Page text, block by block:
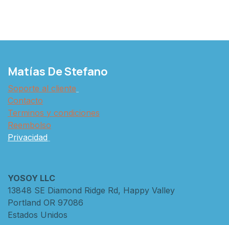
Matías De Stefano
Soporte al cliente
Contacto
Terminos y condiciones
Reembolso
Privacidad
YOSOY LLC
13848 SE Diamond Ridge Rd, Happy Valley
Portland OR 97086
Estados Unidos